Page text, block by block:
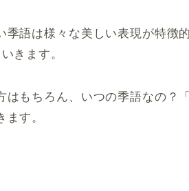
語は様々な美しい表現が特徴
きます。
もちろん、いつの季語なの？「
す。